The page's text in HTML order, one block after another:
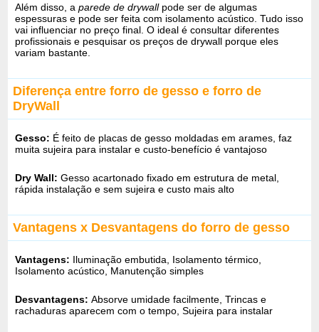
Além disso, aparede de drywallpode ser de algumas
espessuras e pode ser feita com isolamento acústico. Tudo isso
vai influenciar no preço final. O ideal é consultar diferentes
profissionais e pesquisar os preços de drywall porque eles
variam bastante.
Diferença entre forro de gesso e forro de
DryWall
Gesso: É feito de placas de gesso moldadas em arames, faz
muita sujeira para instalar e custo-benefício é vantajoso
Dry Wall:Gesso acartonado fixado em estrutura de metal,
rápida instalação e sem sujeira e custo mais alto
Vantagens x Desvantagens do forro de gesso
Vantagens: Iluminação embutida, Isolamento térmico,
Isolamento acústico, Manutenção simples
Desvantagens:Absorve umidade facilmente, Trincas e
rachaduras aparecem com o tempo, Sujeira para instalar